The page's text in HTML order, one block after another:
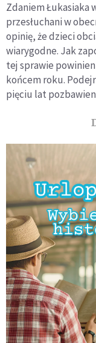
Zdaniem Łukasiaka
przesłuchani w
opinię, że dzieci
wiarygodne. Jak
tej sprawie
końcem roku.
pięciu lat